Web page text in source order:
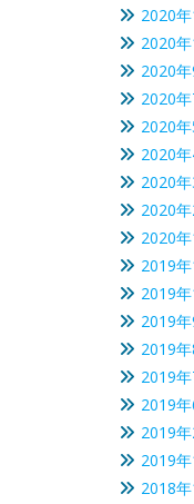
2020
2020
2020年
2020年
2020年
2020年
2020年
2020年
2020年
2019
2019
2019年
2019年
2019年
2019年
2019年
2019年
2018